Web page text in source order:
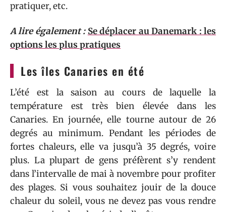
pratiquer, etc.
A lire également : Se déplacer au Danemark : les
options les plus pratiques
Les îles Canaries en été
L’été est la saison au cours de laquelle la
température est très bien élevée dans les
Canaries. En journée, elle tourne autour de 26
degrés au minimum. Pendant les périodes de
fortes chaleurs, elle va jusqu’à 35 degrés, voire
plus. La plupart de gens préfèrent s’y rendent
dans l’intervalle de mai à novembre pour profiter
des plages. Si vous souhaitez jouir de la douce
chaleur du soleil, vous ne devez pas vous rendre